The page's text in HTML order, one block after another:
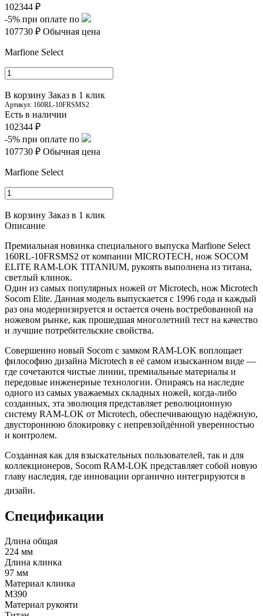
102344 ₽
-5% при оплате по
107730 ₽ Обычная цена
Marfione Select
В корзину Заказ в 1 клик
Артикул: 160RL-10FRSMS2
Есть в наличии
102344 ₽
-5% при оплате по
107730 ₽ Обычная цена
Marfione Select
В корзину Заказ в 1 клик
Описание
Премиальная новинка специального выпуска Marfione Select
160RL-10FRSMS2 от компании MICROTECH, нож SOCOM
ELITE RAM-LOK TITANIUM, рукоять выполнена из титана,
светлый клинок.
Один из самых популярных ножей от Microtech, нож Microtech
Socom Elite. Данная модель выпускается с 1996 года и каждый
раз она модернизируется и остается очень востребованной на
ножевом рынке, как прошедшая многолетний тест на качество
и лучшие потребительские свойства.
Совершенно новый Socom с замком RAM-LOK воплощает
философию дизайна Microtech в её самом изысканном виде —
где сочетаются чистые линии, премиальные материалы и
передовые инженерные технологии. Опираясь на наследие
одного из самых уважаемых складных ножей, когда-либо
созданных, эта эволюция представляет революционную
систему RAM-LOK от Microtech, обеспечивающую надёжную,
двустороннюю блокировку с непревзойдённой уверенностью
и контролем.
Созданная как для взыскательных пользователей, так и для
коллекционеров, Socom RAM-LOK представляет собой новую
главу наследия, где инновации органично интегрируются в
дизайн.
Спецификации
Длина общая
224 мм
Длина клинка
97 мм
Материал клинка
М390
Материал рукояти